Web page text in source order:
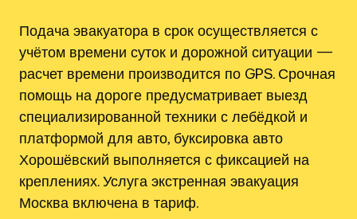
Подача эвакуатора в срок осуществляется с
учётом времени суток и дорожной ситуации —
расчет времени производится по GPS. Срочная
помощь на дороге предусматривает выезд
специализированной техники с лебёдкой и
платформой для авто, буксировка авто
Хорошёвский выполняется с фиксацией на
креплениях. Услуга экстренная эвакуация
Москва включена в тариф.